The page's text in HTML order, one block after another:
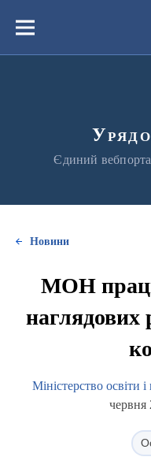
вмістуМеню
Єдиний
Новини
МОН
наглядових
Міністерство освіти
червня